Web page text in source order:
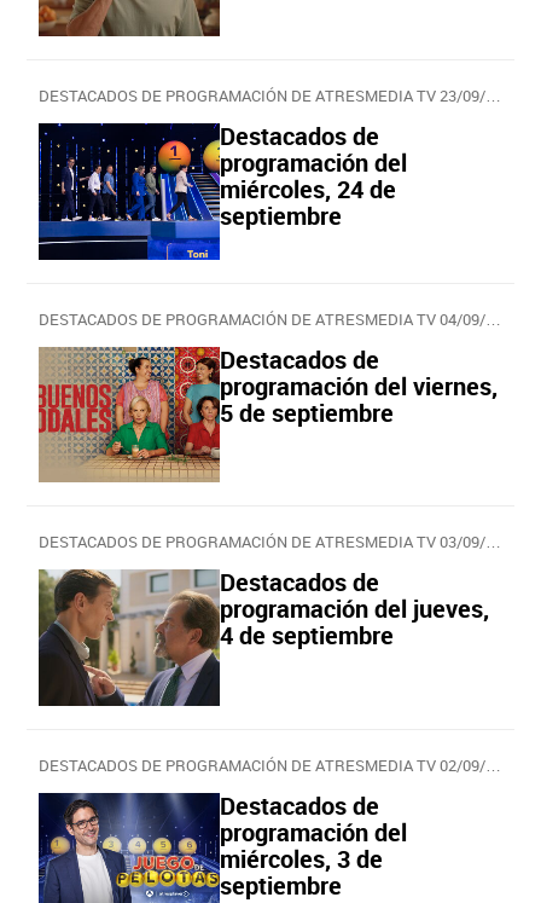
DESTACADOS DE PROGRAMACIÓN DE ATRESMEDIA TV 23/09/2025
Destacados de
programación del
miércoles, 24 de
septiembre
DESTACADOS DE PROGRAMACIÓN DE ATRESMEDIA TV 04/09/2025
Destacados de
programación del viernes,
5 de septiembre
DESTACADOS DE PROGRAMACIÓN DE ATRESMEDIA TV 03/09/2025
Destacados de
programación del jueves,
4 de septiembre
DESTACADOS DE PROGRAMACIÓN DE ATRESMEDIA TV 02/09/2025
Destacados de
programación del
miércoles, 3 de
septiembre